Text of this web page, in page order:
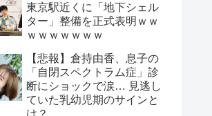
東京駅近くに「地下シェル
ター」整備を正式表明ｗｗ
ｗｗｗｗｗｗｗ
【悲報】倉持由香、息子の
「自閉スペクトラム症」診
断にショックで涙… 見逃し
ていた乳幼児期のサインと
は？